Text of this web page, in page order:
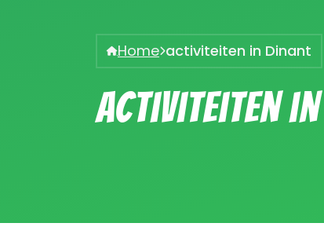
Home activiteiten in Dinant
activiteiten